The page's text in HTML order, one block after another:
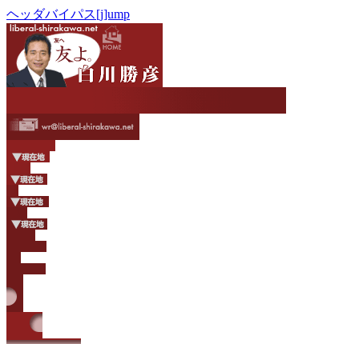
ヘッダバイパス[j]ump